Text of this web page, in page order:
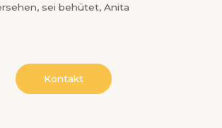
sei behütet, Anita
Kontakt